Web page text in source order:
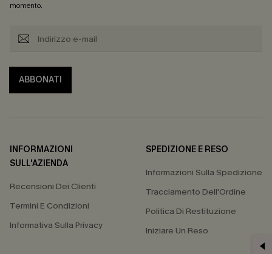
momento.
ABBONATI
INFORMAZIONI
SULL'AZIENDA
Recensioni Dei Clienti
Termini E Condizioni
Informativa Sulla Privacy
SPEDIZIONE E RESO
Informazioni Sulla Spedizione
Tracciamento Dell'Ordine
Politica Di Restituzione
Iniziare Un Reso